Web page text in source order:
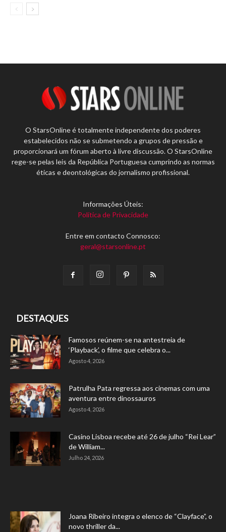
O StarsOnline é totalmente independente dos poderes
estabelecidos não se submetendo a grupos de pressão e
proporcionará um fórum aberto à livre discussão. O StarsOnline
rege-se pelas leis da República Portuguesa cumprindo as normas
éticas e deontológicas do jornalismo profissional.
Informações Úteis:
Política de Privacidade
Entre em contacto Connosco:
geral@starsonline.pt
DESTAQUES
Famosos reúnem-se na antestreia de
‘Playback’, o filme que celebra o...
Agosto 4, 2026
Patrulha Pata regressa aos cinemas com uma
aventura entre dinossauros
Agosto 4, 2026
Casino Lisboa recebe até 26 de julho “Rei Lear”
de William...
Julho 24, 2026
Joana Ribeiro integra o elenco de “Clayface”, o
novo thriller da...